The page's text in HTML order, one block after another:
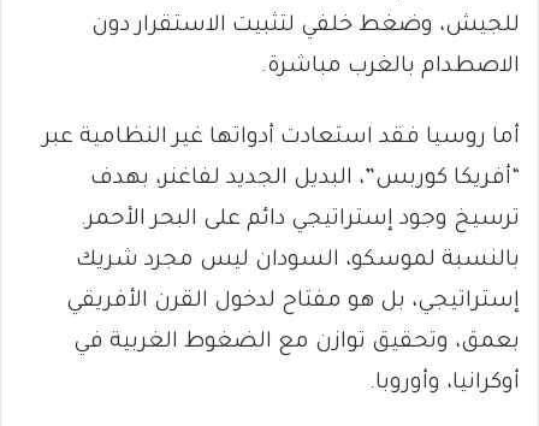
للجيش، وضغط خلفي لتثبيت الاستقرار دون
الاصطدام بالغرب مباشرة.
أما روسيا فقد استعادت أدواتها غير النظامية عبر
“أفريكا كوربس”، البديل الجديد لفاغنر، بهدف
ترسيخ وجود إستراتيجي دائم على البحر الأحمر.
بالنسبة لموسكو، السودان ليس مجرد شريك
إستراتيجي، بل هو مفتاح لدخول القرن الأفريقي
بعمق، وتحقيق توازن مع الضغوط الغربية في
أوكرانيا، وأوروبا.